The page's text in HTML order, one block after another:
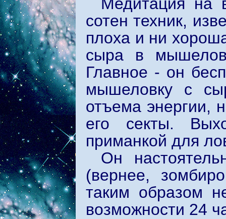
сотен техник,
плоха и ни
сыра в
Главное - он
мышеловку с
отъема энергии,
его секты.
приманкой для
Он
(вернее,
таким образом
возможности 24